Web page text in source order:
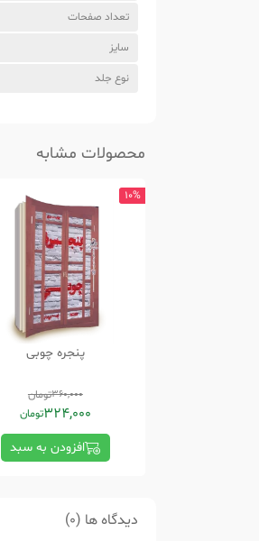
تعداد صفحات
سایز
نوع جلد
محصولات مشابه
10%
پنجره چوبی
360,000تومان
324,000تومان
افزودن به سبد
دیدگاه ها (0)